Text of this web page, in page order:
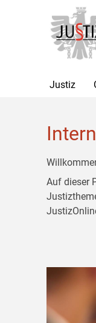
[1]
Inhalt
[2]
Justiz
Auf dieser